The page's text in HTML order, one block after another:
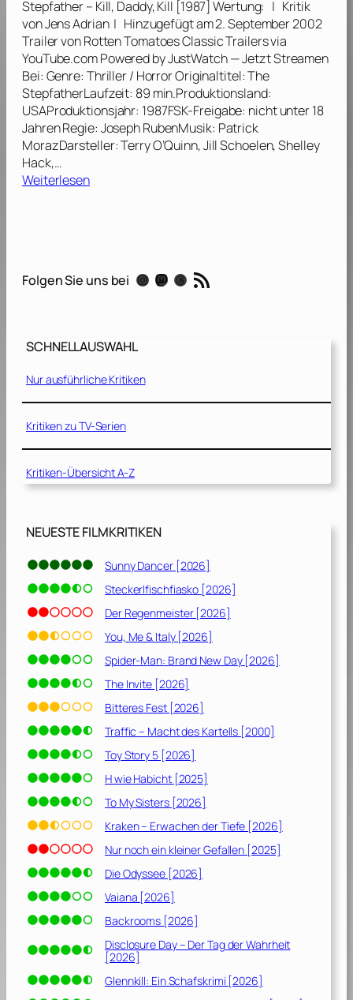
g
)
[
1
9
9
8
]
l
o
t
f
i
l
m
)
[
0
a
t
h
e
r
I
I
[
1
8
Stepfather – Kill, Daddy, Kill [1987] Wertung: | Kritik
von Jens Adrian | Hinzugefügt am 2. September 2002
Trailer von Rotten Tomatoes Classic Trailers via
YouTube.com Powered by JustWatch — Jetzt Streamen
Bei: Genre: Thriller / Horror Originaltitel: The
StepfatherLaufzeit: 89 min.Produktionsland:
USAProduktionsjahr: 1987FSK-Freigabe: nicht unter 18
Jahren Regie: Joseph RubenMusik: Patrick
MorazDarsteller: Terry O’Quinn, Jill Schoelen, Shelley
Hack,…
Weiterlesen:
a
r
K
i
l
D
a
d
,
K
i
l
l
1
9
8
7
]
Folgen Sie uns bei Instagram Mastodon Threads RSS-Feed
SCHNELLAUSWAHL
Nur ausführliche Kritiken
Kritiken zu TV-Serien
Kritiken-Übersicht A-Z
NEUESTE FILMKRITIKEN
Sunny Dancer [2026]
Steckerlfischfiasko [2026]
Der Regenmeister [2026]
You, Me & Italy [2026]
Spider-Man: Brand New Day [2026]
The Invite [2026]
Bitteres Fest [2026]
Traffic – Macht des Kartells [2000]
Toy Story 5 [2026]
H wie Habicht [2025]
To My Sisters [2026]
Kraken – Erwachen der Tiefe [2026]
Nur noch ein kleiner Gefallen [2025]
Die Odyssee [2026]
Vaiana [2026]
Backrooms [2026]
Disclosure Day – Der Tag der Wahrheit
[2026]
Glennkill: Ein Schafskrimi [2026]